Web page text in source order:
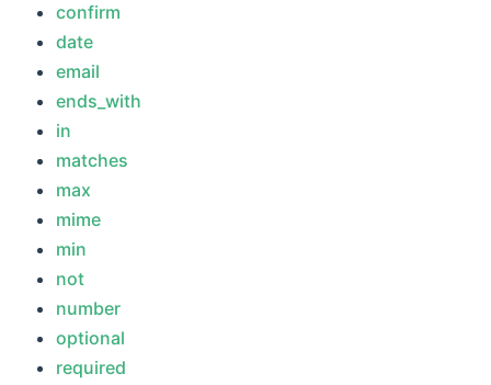
confirm
date
email
ends_with
in
matches
max
mime
min
not
number
optional
required